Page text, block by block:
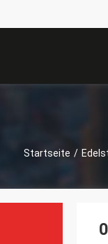
Startseite /